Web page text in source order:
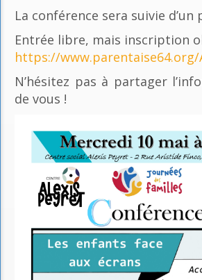
La conférence sera suivie d’un
Entrée libre, mais inscription
https://www.parentaise64.org/
N’hésitez pas à partager
de vous !